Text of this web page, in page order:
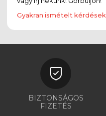
Gyakran ismételt kérdések
BIZTONSÁGOS
FIZETÉS